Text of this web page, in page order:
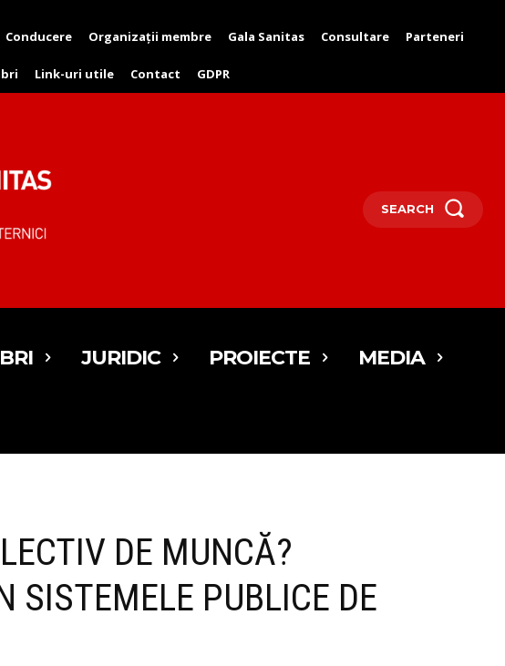
Conducere Organizații membre Gala Sanitas Consultare Parteneri
Link-uri utile Contact GDPR
SEARCH
JURIDIC PROIECTE MEDIA
DE MUNCĂ?
SISTEMELE PUBLICE DE